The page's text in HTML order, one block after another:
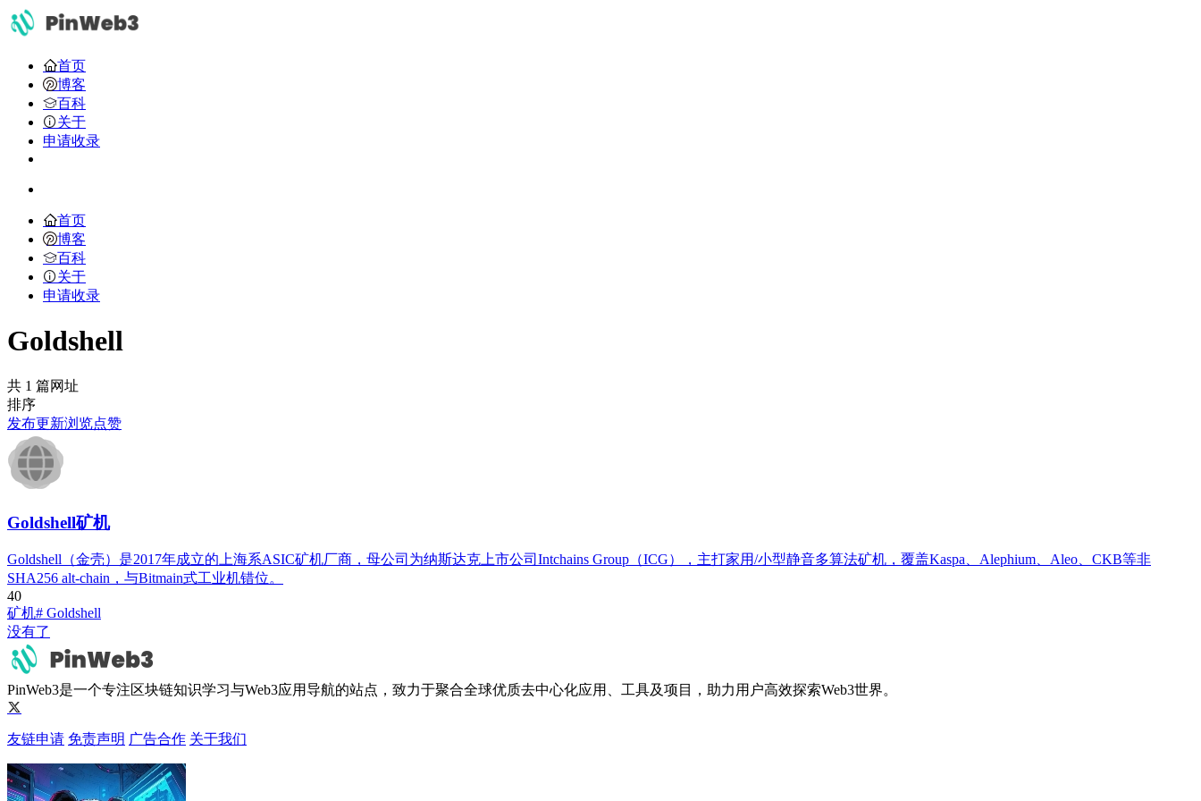
首页
博客
百科
关于
申请收录
首页
博客
百科
关于
申请收录
Goldshell
共 1 篇网址
排序
发布更新浏览点赞
Goldshell矿机
Goldshell（金壳）是2017年成立的上海系ASIC矿机厂商，母公司为纳斯达克上市公司Intchains Group（ICG），主打家用/小型静音多算法矿机，覆盖Kaspa、Alephium、Aleo、CKB等非
SHA256 alt-chain，与Bitmain式工业机错位。
40
矿机# Goldshell
没有了
PinWeb3是一个专注区块链知识学习与Web3应用导航的站点，致力于聚合全球优质去中心化应用、工具及项目，助力用户高效探索Web3世界。
友链申请 免责声明 广告合作 关于我们